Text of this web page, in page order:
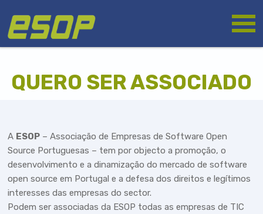
conteúdo
principal
QUERO SER ASSOCIADO
A ESOP – Associação de Empresas de Software Open
Source Portuguesas – tem por objecto a promoção, o
desenvolvimento e a dinamização do mercado de software
open source em Portugal e a defesa dos direitos e legítimos
interesses das empresas do sector.
Podem ser associadas da ESOP todas as empresas de TIC